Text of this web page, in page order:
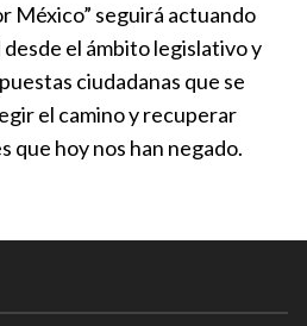
México” seguirá actuando
el ámbito legislativo y
ciudadanas que se
el camino y recuperar
que hoy nos han negado.